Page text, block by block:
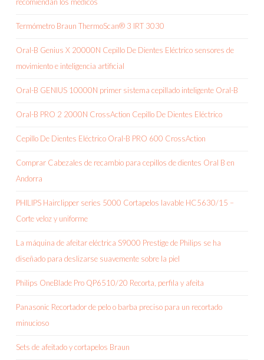
recomiendan los médicos
Termómetro Braun ThermoScan® 3 IRT 3030
Oral-B Genius X 20000N Cepillo De Dientes Eléctrico sensores de
movimiento e inteligencia artificial
Oral-B GENIUS 10000N primer sistema cepillado inteligente Oral-B
Oral-B PRO 2 2000N CrossAction Cepillo De Dientes Eléctrico
Cepillo De Dientes Eléctrico Oral-B PRO 600 CrossAction
Comprar Cabezales de recambio para cepillos de dientes Oral B en
Andorra
PHILIPS Hairclipper series 5000 Cortapelos lavable HC5630/15 –
Corte veloz y uniforme
La máquina de afeitar eléctrica S9000 Prestige de Philips se ha
diseñado para deslizarse suavemente sobre la piel
Philips OneBlade Pro QP6510/20 Recorta, perfila y afeita
Panasonic Recortador de pelo o barba preciso para un recortado
minucioso
Sets de afeitado y cortapelos Braun